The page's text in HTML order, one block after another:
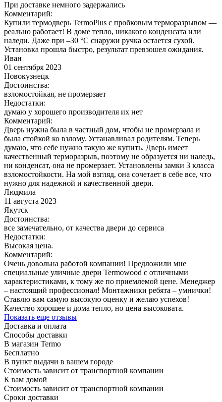
При доставке немного задержались
Комментарий:
Купили термодверь TermoPlus с пробковым терморазрывом —
реально работает! В доме тепло, никакого конденсата или
наледи. Даже при –30 °C снаружи ручка остается сухой.
Установка прошла быстро, результат превзошел ожидания.
Иван
01 сентября 2023
Новокузнецк
Достоинства:
взломостойкая, не промерзает
Недостатки:
думаю у хорошего производителя их нет
Комментарий:
Дверь нужна была в частный дом, чтобы не промерзала и
была стойкой ко взлому. Устанавливал родителям. Теперь
думаю, что себе нужно такую же купить. Дверь имеет
качественный терморазрыв, поэтому не образуется ни наледь,
ни конденсат, она не промерзает. Установлены замки 3 класса
взломостойкости. На мой взгляд, она сочетает в себе все, что
нужно для надежной и качественной двери.
Людмила
11 августа 2023
Якутск
Достоинства:
все замечательно, от качества двери до сервиса
Недостатки:
Высокая цена.
Комментарий:
Очень довольна работой компании! Предложили мне
специальные уличные двери Termowood с отличными
характеристиками, к тому же по приемлемой цене. Менеджер
– настоящий профессионал! Монтажники ребята – умнички!
Ставлю вам самую высокую оценку и желаю успехов!
Качество хорошее и дома тепло, но цена высоковата.
Показать еще отзывы
Доставка и оплата
Способы доставки
В магазин Termo
Бесплатно
В пункт выдачи в вашем городе
Стоимость зависит от транспортной компании
К вам домой
Стоимость зависит от транспортной компании
Сроки доставки